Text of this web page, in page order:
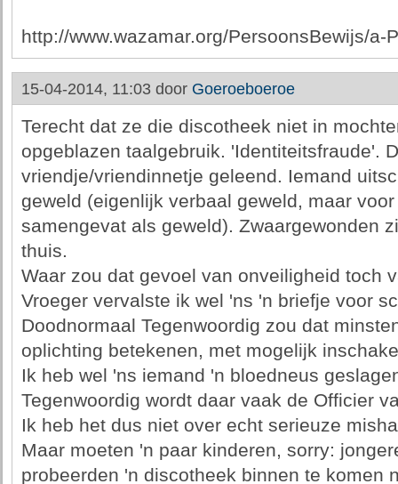
http://www.wazamar.org/PersoonsBewijs/a-
15-04-2014, 11:03 door Goeroeboeroe
Terecht dat ze die discotheek niet in
opgeblazen taalgebruik. 'Identiteitsfraude'.
vriendje/vriendinnetje geleend. Iemand
geweld (eigenlijk verbaal geweld, maar
samengevat als geweld). Zwaargewonden
thuis.
Waar zou dat gevoel van onveiligheid toch
Vroeger vervalste ik wel 'ns 'n briefje voor
Doodnormaal Tegenwoordig zou dat
oplichting betekenen, met mogelijk
Ik heb wel 'ns iemand 'n bloedneus
Tegenwoordig wordt daar vaak de Officier
Ik heb het dus niet over echt serieuze
Maar moeten 'n paar kinderen, sorry:
probeerden 'n discotheek binnen te komen